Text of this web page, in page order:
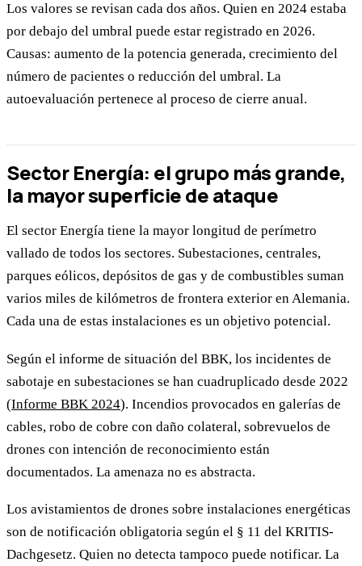
Los valores se revisan cada dos años. Quien en 2024 estaba
por debajo del umbral puede estar registrado en 2026.
Causas: aumento de la potencia generada, crecimiento del
número de pacientes o reducción del umbral. La
autoevaluación pertenece al proceso de cierre anual.
Sector Energía: el grupo más grande,
la mayor superficie de ataque
El sector Energía tiene la mayor longitud de perímetro
vallado de todos los sectores. Subestaciones, centrales,
parques eólicos, depósitos de gas y de combustibles suman
varios miles de kilómetros de frontera exterior en Alemania.
Cada una de estas instalaciones es un objetivo potencial.
Según el informe de situación del BBK, los incidentes de
sabotaje en subestaciones se han cuadruplicado desde 2022
(Informe BBK 2024). Incendios provocados en galerías de
cables, robo de cobre con daño colateral, sobrevuelos de
drones con intención de reconocimiento están
documentados. La amenaza no es abstracta.
Los avistamientos de drones sobre instalaciones energéticas
son de notificación obligatoria según el § 11 del KRITIS-
Dachgesetz. Quien no detecta tampoco puede notificar. La